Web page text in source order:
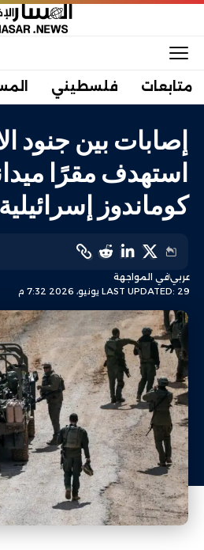
متابعات فلسطيني
إصابات بين جنود
استهدف مقرًا
كوماندوز
LAST UPDATED: 29 يونيو، 2026 7:32 م
عربيفي المواجهة